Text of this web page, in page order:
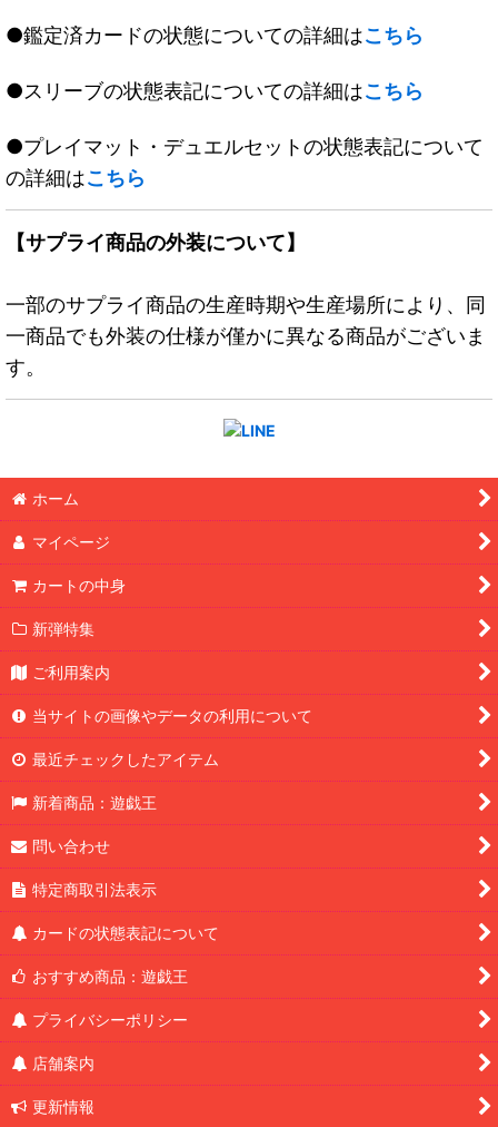
●鑑定済カードの状態についての詳細はこちら
●スリーブの状態表記についての詳細はこちら
●プレイマット・デュエルセットの状態表記について
の詳細はこちら
【サプライ商品の外装について】
一部のサプライ商品の生産時期や生産場所により、同
一商品でも外装の仕様が僅かに異なる商品がございま
す。
ホーム
マイページ
カートの中身
新弾特集
ご利用案内
当サイトの画像やデータの利用について
最近チェックしたアイテム
新着商品：遊戯王
問い合わせ
特定商取引法表示
カードの状態表記について
おすすめ商品：遊戯王
プライバシーポリシー
店舗案内
更新情報